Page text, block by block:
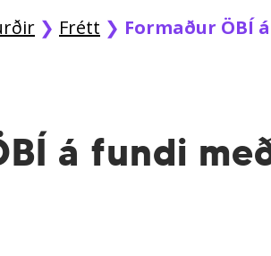
❯ Frétt ❯ Formaður ÖBÍ
á fundi